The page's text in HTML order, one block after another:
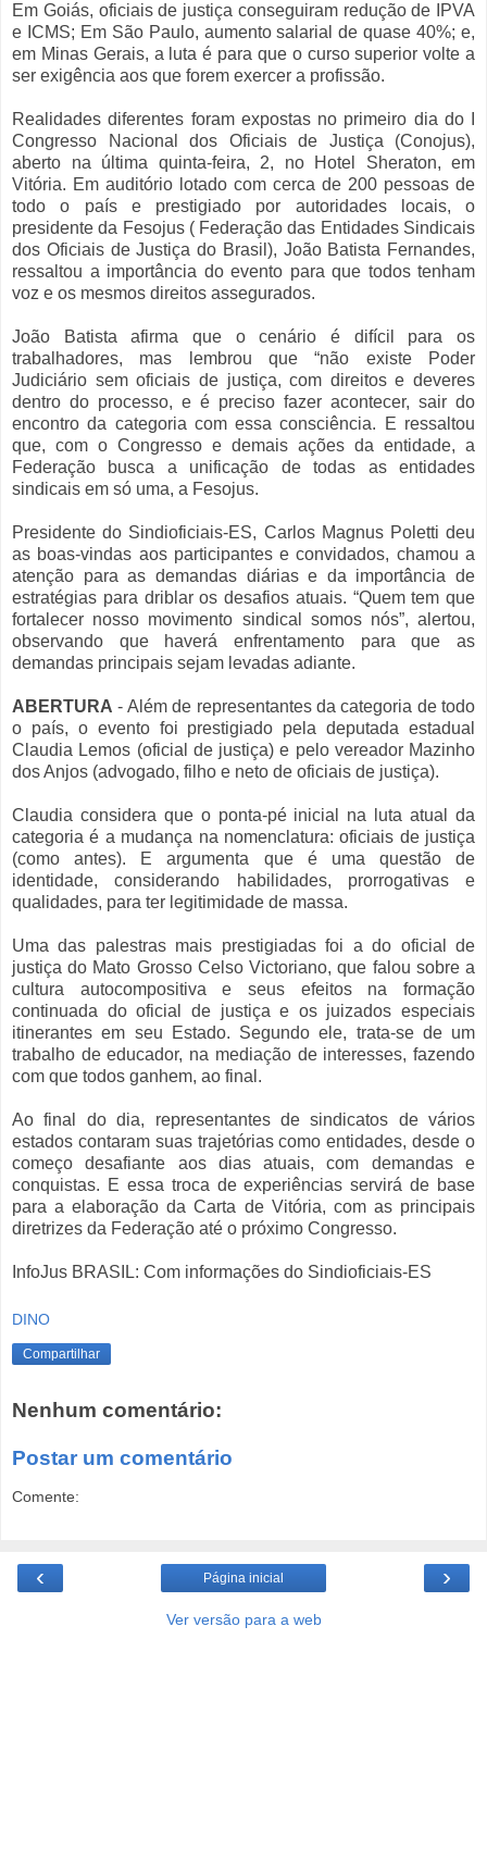
Em Goiás, oficiais de justiça conseguiram redução de IPVA
e ICMS; Em São Paulo, aumento salarial de quase 40%; e,
em Minas Gerais, a luta é para que o curso superior volte a
ser exigência aos que forem exercer a profissão.
Realidades diferentes foram expostas no primeiro dia do I
Congresso Nacional dos Oficiais de Justiça (Conojus),
aberto na última quinta-feira, 2, no Hotel Sheraton, em
Vitória. Em auditório lotado com cerca de 200 pessoas de
todo o país e prestigiado por autoridades locais, o
presidente da Fesojus ( Federação das Entidades Sindicais
dos Oficiais de Justiça do Brasil), João Batista Fernandes,
ressaltou a importância do evento para que todos tenham
voz e os mesmos direitos assegurados.
João Batista afirma que o cenário é difícil para os
trabalhadores, mas lembrou que “não existe Poder
Judiciário sem oficiais de justiça, com direitos e deveres
dentro do processo, e é preciso fazer acontecer, sair do
encontro da categoria com essa consciência. E ressaltou
que, com o Congresso e demais ações da entidade, a
Federação busca a unificação de todas as entidades
sindicais em só uma, a Fesojus.
Presidente do Sindioficiais-ES, Carlos Magnus Poletti deu
as boas-vindas aos participantes e convidados, chamou a
atenção para as demandas diárias e da importância de
estratégias para driblar os desafios atuais. “Quem tem que
fortalecer nosso movimento sindical somos nós”, alertou,
observando que haverá enfrentamento para que as
demandas principais sejam levadas adiante.
ABERTURA - Além de representantes da categoria de todo
o país, o evento foi prestigiado pela deputada estadual
Claudia Lemos (oficial de justiça) e pelo vereador Mazinho
dos Anjos (advogado, filho e neto de oficiais de justiça).
Claudia considera que o ponta-pé inicial na luta atual da
categoria é a mudança na nomenclatura: oficiais de justiça
(como antes). E argumenta que é uma questão de
identidade, considerando habilidades, prorrogativas e
qualidades, para ter legitimidade de massa.
Uma das palestras mais prestigiadas foi a do oficial de
justiça do Mato Grosso Celso Victoriano, que falou sobre a
cultura autocompositiva e seus efeitos na formação
continuada do oficial de justiça e os juizados especiais
itinerantes em seu Estado. Segundo ele, trata-se de um
trabalho de educador, na mediação de interesses, fazendo
com que todos ganhem, ao final.
Ao final do dia, representantes de sindicatos de vários
estados contaram suas trajetórias como entidades, desde o
começo desafiante aos dias atuais, com demandas e
conquistas. E essa troca de experiências servirá de base
para a elaboração da Carta de Vitória, com as principais
diretrizes da Federação até o próximo Congresso.
InfoJus BRASIL: Com informações do Sindioficiais-ES
DINO
Compartilhar
Nenhum comentário:
Postar um comentário
Comente:
‹ ›
Página inicial
Ver versão para a web